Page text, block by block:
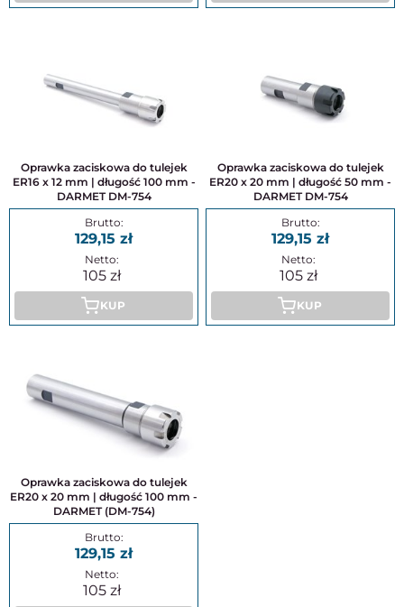
Oprawka zaciskowa do tulejek
ER16 x 12 mm | długość 100 mm -
DARMET DM-754
129,15
105
KUP
Oprawka zaciskowa do tulejek
ER20 x 20 mm | długość 50 mm -
DARMET DM-754
129,15
105
KUP
Oprawka zaciskowa do tulejek
ER20 x 20 mm | długość 100 mm -
DARMET (DM-754)
129,15
105